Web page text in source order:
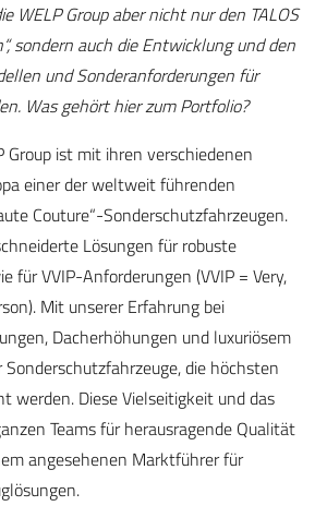
WELP Group aber nicht nur den TALOS
sondern auch die Entwicklung und den
und Sonderanforderungen für
Was gehört hier zum Portfolio?
Group ist mit ihren verschiedenen
einer der weltweit führenden
Couture“-Sonderschutzfahrzeugen.
Lösungen für robuste
für VVIP-Anforderungen (VVIP = Very,
Mit unserer Erfahrung bei
Dacherhöhungen und luxuriösem
die höchsten
werden. Diese Vielseitigkeit und das
Teams für herausragende Qualität
angesehenen Marktführer für